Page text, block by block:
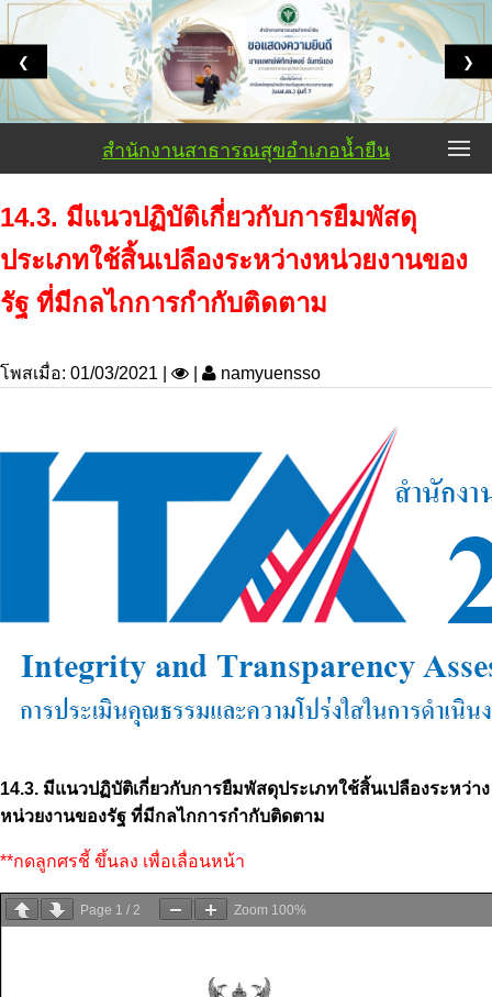
❮ ❯
สำนักงานสาธารณสุขอำเภอน้ำยืน
14.3. มีแนวปฏิบัติเกี่ยวกับการยืมพัสดุ
ประเภทใช้สิ้นเปลืองระหว่างหน่วยงานของ
รัฐ ที่มีกลไกการกำกับติดตาม
โพสเมื่อ: 01/03/2021 | namyuensso
14.3. มีแนวปฏิบัติเกี่ยวกับการยืมพัสดุประเภทใช้สิ้นเปลืองระหว่าง
หน่วยงานของรัฐ ที่มีกลไกการกำกับติดตาม
**กดลูกศรชี้ ขึ้นลง เพื่อเลื่อนหน้า
Page 1 / 2 Zoom 100%